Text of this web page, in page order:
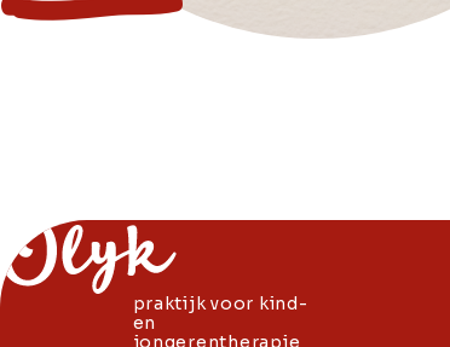
praktijk voor kind-
en
jongerentherapie